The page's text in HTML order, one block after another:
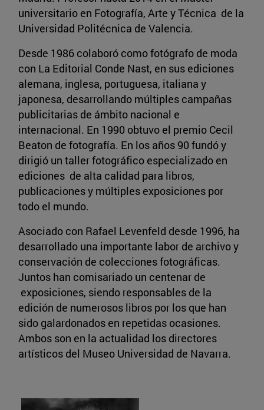
universitario en Fotografía, Arte y Técnica de la
Universidad Politécnica de Valencia.
Desde 1986 colaboró como fotógrafo de moda
con La Editorial Conde Nast, en sus ediciones
alemana, inglesa, portuguesa, italiana y
japonesa, desarrollando múltiples campañas
publicitarias de ámbito nacional e
internacional. En 1990 obtuvo el premio Cecil
Beaton de fotografía. En los años 90 fundó y
dirigió un taller fotográfico especializado en
ediciones de alta calidad para libros,
publicaciones y múltiples exposiciones por
todo el mundo.
Asociado con Rafael Levenfeld desde 1996, ha
desarrollado una importante labor de archivo y
conservación de colecciones fotográficas.
Juntos han comisariado un centenar de
exposiciones, siendo responsables de la
edición de numerosos libros por los que han
sido galardonados en repetidas ocasiones.
Ambos son en la actualidad los directores
artísticos del Museo Universidad de Navarra.